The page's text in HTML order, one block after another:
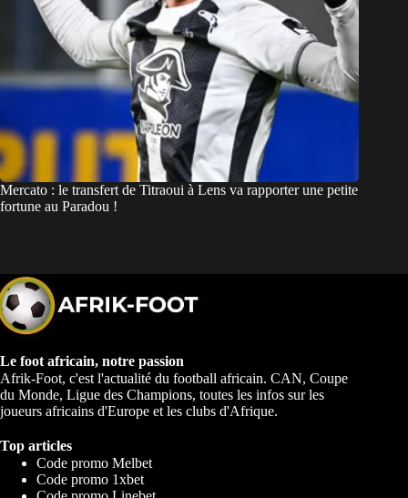
Mercato : le transfert de Titraoui à Lens va rapporter une petite
fortune au Paradou !
Le foot africain, notre passion
Afrik-Foot, c'est l'actualité du football africain. CAN, Coupe
du Monde, Ligue des Champions, toutes les infos sur les
joueurs africains d'Europe et les clubs d'Afrique.
Top articles
Code promo Melbet
Code promo 1xbet